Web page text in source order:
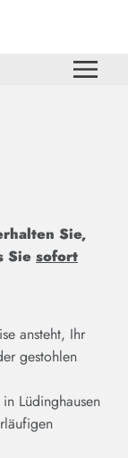
Sie,
Sie sofort
ansteht, Ihr
gestohlen
Lüdinghausen